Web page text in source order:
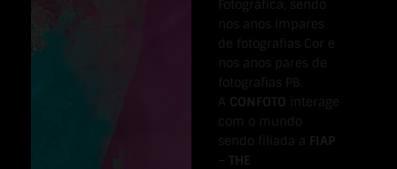
Fotográfica, sendo
nos anos impares
de fotografias Cor e
nos anos pares de
fotografias PB.
A CONFOTO interage
com o mundo
sendo filiada a
FIAP
– THE